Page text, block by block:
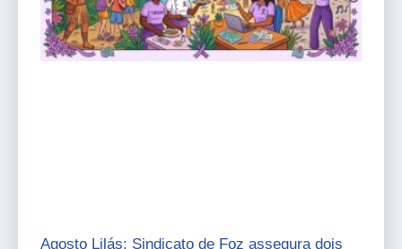
Agosto Lilás: Sindicato de Foz assegura dois